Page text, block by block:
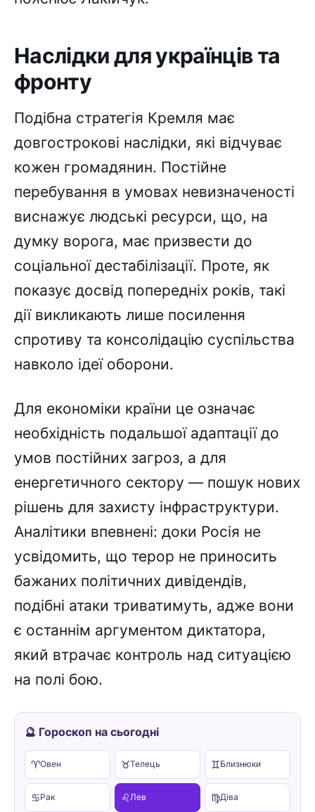
Наслідки для українців та
фронту
Подібна стратегія Кремля має
довгострокові наслідки, які відчуває
кожен громадянин. Постійне
перебування в умовах невизначеності
виснажує людські ресурси, що, на
думку ворога, має призвести до
соціальної дестабілізації. Проте, як
показує досвід попередніх років, такі
дії викликають лише посилення
спротиву та консолідацію суспільства
навколо ідеї оборони.
Для економіки країни це означає
необхідність подальшої адаптації до
умов постійних загроз, а для
енергетичного сектору — пошук нових
рішень для захисту інфраструктури.
Аналітики впевнені: доки Росія не
усвідомить, що терор не приносить
бажаних політичних дивідендів,
подібні атаки триватимуть, адже вони
є останнім аргументом диктатора,
який втрачає контроль над ситуацією
на полі бою.
🔮 Гороскоп на сьогодні
♈Овен ♉Телець ♊Близнюки
♋Рак ♌Лев ♍Діва